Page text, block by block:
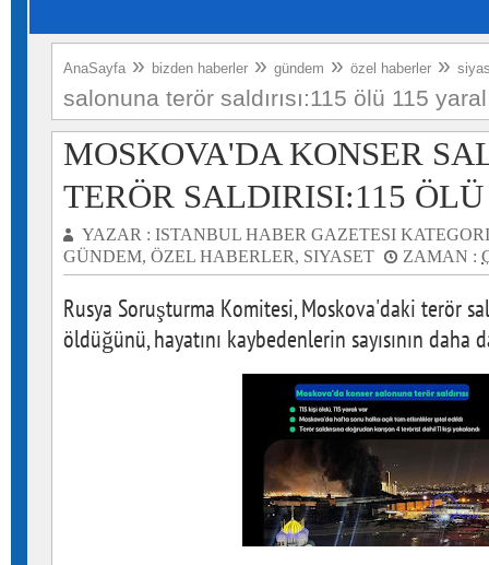
AnaSayfa » bizden haberler » gündem » özel haberler »
salonuna terör saldırısı:115 ölü 115
MOSKOVA'DA KONSER
TERÖR SALDIRISI:115
YAZAR : ISTANBUL HABER GAZETESI
GÜNDEM, ÖZEL HABERLER, SIYASET ZAMAN :
Rusya Soruşturma Komitesi, Moskova'daki terör
öldüğünü, hayatını kaybedenlerin sayısının